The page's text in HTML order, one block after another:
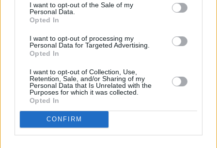
cualquier momento entrando de nuevo en este sitio web o
visitando nuestra política de privacidad.
I want to opt-out of the Sale of my
Personal Data.
Opted In
I want to opt-out of processing my
Personal Data for Targeted Advertising.
Opted In
I want to opt-out of Collection, Use,
Retention, Sale, and/or Sharing of my
Personal Data that Is Unrelated with the
Purposes for which it was collected.
Opted In
CONFIRM